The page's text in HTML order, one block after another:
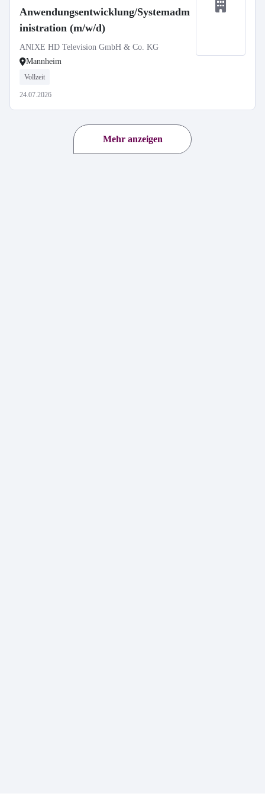
Anwendungsentwicklung/Systemadm
inistration (m/w/d)
ANIXE HD Television GmbH & Co. KG
Mannheim
Vollzeit
24.07.2026
Mehr anzeigen